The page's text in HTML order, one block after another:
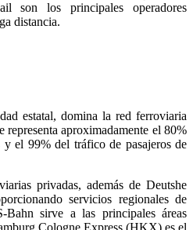
son los principales operadores
distancia.
estatal, domina la red ferroviaria
aproximadamente el 80%
el 99% del tráfico de pasajeros de
privadas, además de Deutshe
servicios regionales de
Bahn sirve a las principales áreas
Cologne Express (HKX) es el